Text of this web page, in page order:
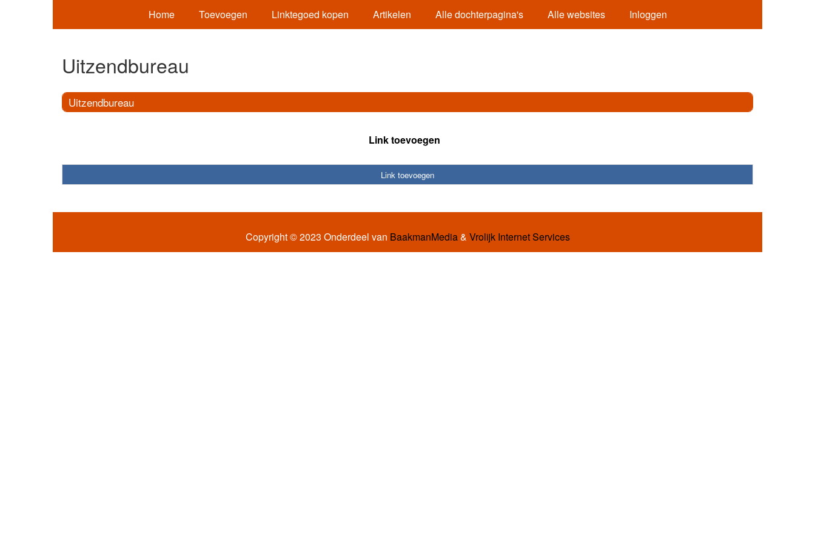
Home Toevoegen Linktegoed kopen Artikelen Alle dochterpagina's Alle websites Inloggen
Uitzendbureau
Uitzendbureau
Link toevoegen
Link toevoegen
Copyright © 2023 Onderdeel van BaakmanMedia& Vrolijk Internet Services